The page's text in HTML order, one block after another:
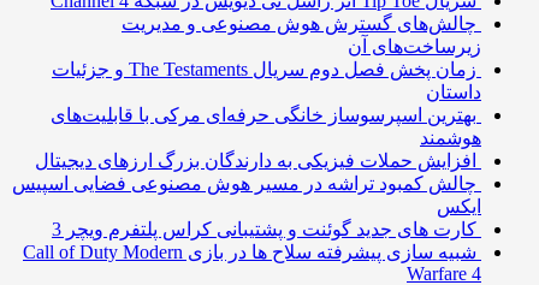
چالش‌های گسترش هوش مصنوعی و مدیریت
زیرساخت‌های آن
زمان پخش فصل دوم سریال The Testaments و جزئیات
داستان
بهترین اسپرسوساز خانگی حرفه‌ای مرکی با قابلیت‌های
هوشمند
افزایش حملات فیزیکی به دارندگان بزرگ ارزهای دیجیتال
چالش کمبود تراشه در مسیر هوش مصنوعی فضایی اسپیس
ایکس
کارت های جدید گوئنت و پشتیبانی کراس پلتفرم ویچر 3
شبیه سازی پیشرفته سلاح ها در بازی Call of Duty Modern
Warfare 4